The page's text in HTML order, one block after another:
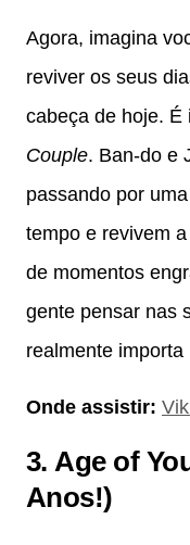
Agora, imagina
reviver os seus
cabeça de hoje. É
Couple. Ban-do e
passando por
tempo e revivem
de momentos
gente pensar nas
realmente
Onde assistir:
3.Age of
Anos!)